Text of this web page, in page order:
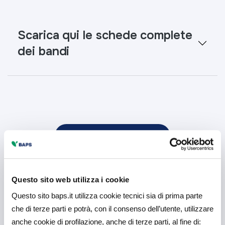
Questo sito web utilizza i cookie
Questo sito baps.it utilizza cookie tecnici sia di prima parte
che di terze parti e potrà, con il consenso dell’utente, utilizzare
anche cookie di profilazione, anche di terze parti, al fine di:
Scarica qui le schede complete
dei bandi
Potrebbe interessarti
anche